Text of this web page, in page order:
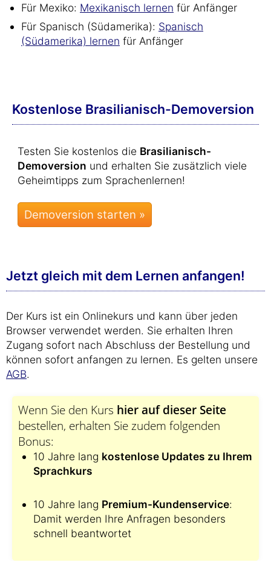
Für Mexiko: Mexikanisch lernen für Anfänger
Für Spanisch (Südamerika): Spanisch
(Südamerika) lernen für Anfänger
Kostenlose Brasilianisch-Demoversion
Testen Sie kostenlos die Brasilianisch-
Demoversion und erhalten Sie zusätzlich viele
Geheimtipps zum Sprachenlernen!
Jetzt gleich mit dem Lernen anfangen!
Der Kurs ist ein Onlinekurs und kann über jeden
Browser verwendet werden. Sie erhalten Ihren
Zugang sofort nach Abschluss der Bestellung und
können sofort anfangen zu lernen. Es gelten unsere
AGB.
Wenn Sie den Kurs hier auf dieser Seite
bestellen, erhalten Sie zudem folgenden
Bonus:
10 Jahre lang kostenlose Updates zu Ihrem
Sprachkurs
10 Jahre lang Premium-Kundenservice:
Damit werden Ihre Anfragen besonders
schnell beantwortet